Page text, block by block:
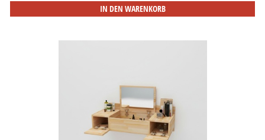
IN DEN WARENKORB